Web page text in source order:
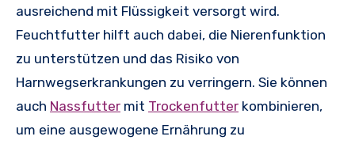
ausreichend mit Flüssigkeit versorgt wird.
Feuchtfutter hilft auch dabei, die Nierenfunktion
zu unterstützen und das Risiko von
Harnwegserkrankungen zu verringern. Sie können
auch Nassfutter mit Trockenfutter kombinieren,
um eine ausgewogene Ernährung zu